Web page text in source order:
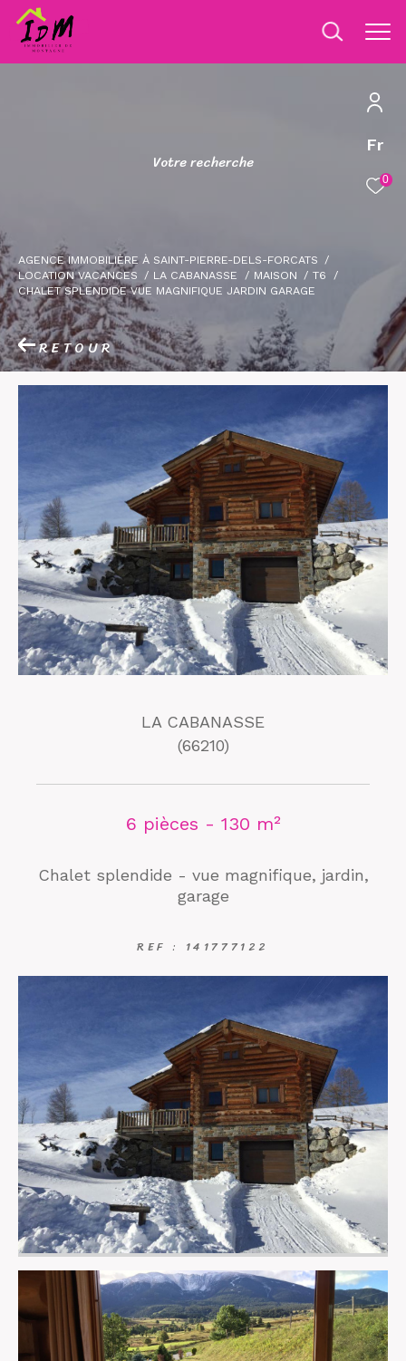
Fr
0
Votrerecherche
AGENCE IMMOBILIÈRE À SAINT-PIERRE-DELS-FORCATS
LOCATION VACANCES
LA CABANASSE MAISON
T6
CHALET SPLENDIDE VUE MAGNIFIQUE JARDIN GARAGE
RETOUR
LA CABANASSE
(66210)
6 pièces - 130 m²
Chalet splendide - vue magnifique, jardin,
garage
REF : 141777122